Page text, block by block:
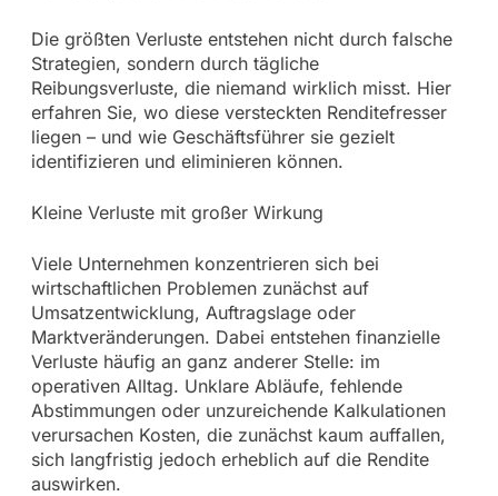
Die größten Verluste entstehen nicht durch falsche
Strategien, sondern durch tägliche
Reibungsverluste, die niemand wirklich misst. Hier
erfahren Sie, wo diese versteckten Renditefresser
liegen – und wie Geschäftsführer sie gezielt
identifizieren und eliminieren können.
Kleine Verluste mit großer Wirkung
Viele Unternehmen konzentrieren sich bei
wirtschaftlichen Problemen zunächst auf
Umsatzentwicklung, Auftragslage oder
Marktveränderungen. Dabei entstehen finanzielle
Verluste häufig an ganz anderer Stelle: im
operativen Alltag. Unklare Abläufe, fehlende
Abstimmungen oder unzureichende Kalkulationen
verursachen Kosten, die zunächst kaum auffallen,
sich langfristig jedoch erheblich auf die Rendite
auswirken.